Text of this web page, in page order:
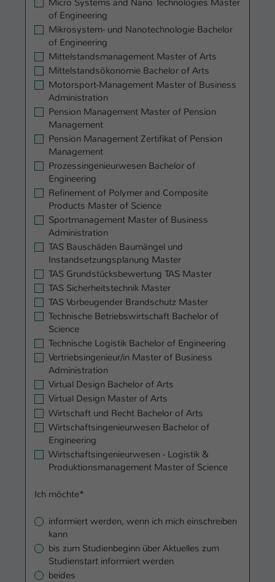
Micro Systems and Nano Technologies Master
of Engineering
Mikrosystem- und Nanotechnologie Bachelor
of Engineering
Mittelstandsmanagement Master of Arts
Mittelstandsökonomie Bachelor of Arts
Motorsport-Management Master of Business
Administration
Pension Management Master of Pension
Management
Pension Management Zertifikat of Pension
Management
Prozessingenieurwesen Bachelor of
Engineering
Refinement of Polymer and Composite
Products Master of Science
Sportmanagement Master of Business
Administration
TAS Bauschäden Baumängel und
Instandsetzungsplanung Master
TAS Grundstücksbewertung TAS Master
TAS Sicherheitstechnik Master
TAS Vorbeugender Brandschutz Master
Technische Betriebswirtschaft Bachelor of
Science
Technische Logistik Bachelor of Engineering
Vertriebsingenieur/in Master of Business
Administration
Virtual Design Bachelor of Arts
Virtual Design Master of Arts
Wirtschaft und Recht Bachelor of Arts
Wirtschaftsingenieurwesen Bachelor of
Engineering
Wirtschaftsingenieurwesen - Logistik &
Produktionsmanagement Master of Science
Ich möchte*
informiert werden, wenn ich mich einschreiben
kann
bis zum Studienbeginn über Aktuelles zum
Studienstart informiert werden
beides